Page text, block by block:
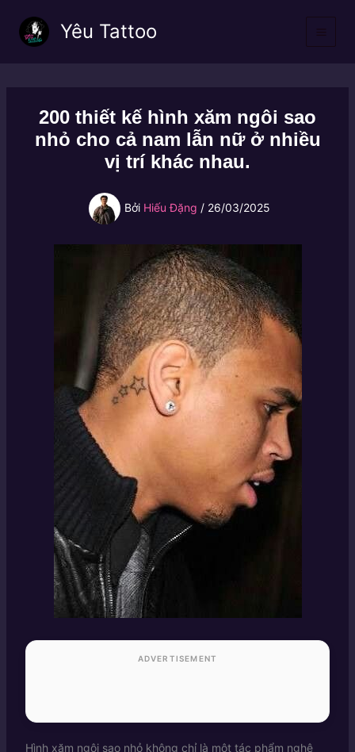
Yêu Tattoo
200 thiết kế hình xăm ngôi sao
nhỏ cho cả nam lẫn nữ ở nhiều
vị trí khác nhau.
Bởi Hiếu Đặng / 26/03/2025
ADVERTISEMENT
Hình xăm ngôi sao nhỏ không chỉ là một tác phẩm nghệ